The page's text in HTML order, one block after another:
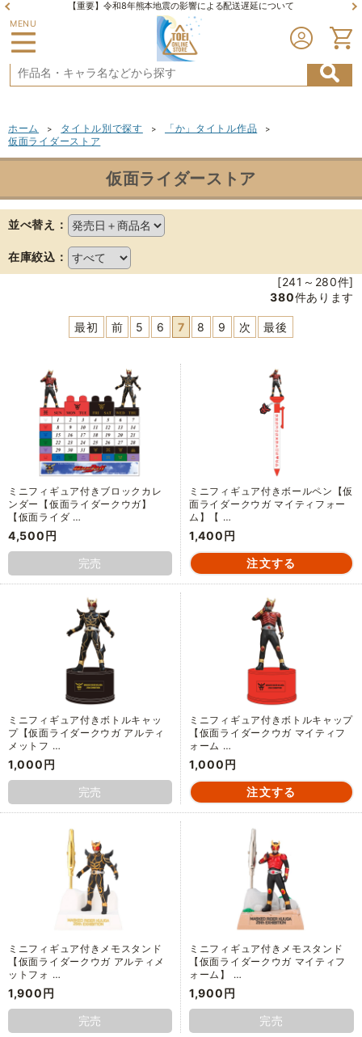
【重要】令和8年熊本地震の影響による配送遅延について
MENU
ホーム > タイトル別で探す > 「か」タイトル作品 >
仮面ライダーストア
仮面ライダーストア
並べ替え：
在庫絞込：
[241～280件]
380件あります
最初 前 5 6 7 8 9 次 最後
ミニフィギュア付きブロックカレ
ンダー【仮面ライダークウガ】
【仮面ライダ …
4,500円
完売
ミニフィギュア付きボールペン【仮
面ライダークウガ マイティフォー
ム】【 …
1,400円
ミニフィギュア付きボトルキャッ
プ【仮面ライダークウガ アルティ
メットフ …
1,000円
完売
ミニフィギュア付きボトルキャップ
【仮面ライダークウガ マイティフ
ォーム …
1,000円
ミニフィギュア付きメモスタンド
【仮面ライダークウガ アルティメ
ットフォ …
1,900円
完売
ミニフィギュア付きメモスタンド
【仮面ライダークウガ マイティフ
ォーム】 …
1,900円
完売